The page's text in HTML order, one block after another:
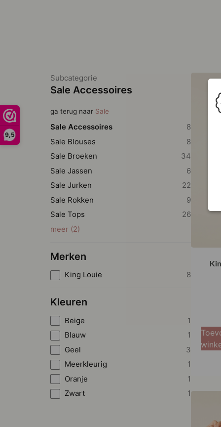
9,5
Subcategorie
Sale Accessoires
ga terug naar Sale
Sale Accessoires
8
Sale Blouses
8
Sale Broeken
34
Sale Jassen
6
Sale Jurken
22
Sale Rokken
9
Sale Tops
26
meer (2)
Merken
King Louie 8
Kleuren
Beige
1
Blauw
1
Geel
3
Meerkleurig
1
Oranje
1
Zwart
1